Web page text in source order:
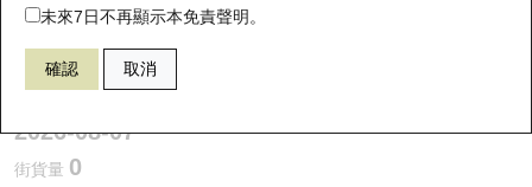
未來7日不再顯示本免責聲明。
確認 取消
11173 瑞銀認購 N225 日經平均指數
2026-08-07
街貨量 0
即將到期認股證
認股證到期結算價查詢
認股證分析儀
牛熊證街貨分佈圖
正股牛熊證列表
新發行瑞銀牛熊證
十天股證佔大市成交
資金流
街貨統計
恒指成份股
國指成份股
科指成份股
講座及教育短片
認股證投資者教育
牛熊證投資者教育